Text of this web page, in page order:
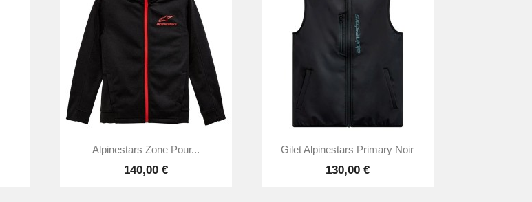
Aperçu rapide
Alpinestars Zone Pour...
140,00 €
Aperçu rapide
Gilet Alpinestars Primary Noir
130,00 €